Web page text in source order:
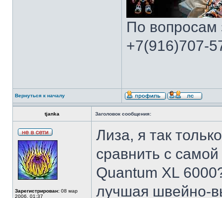
По вопросам
+7(916)707-
Вернуться к началу
tjanka Заголовок сообщения:
Зарегистрирован: 08 мар
2006, 01:37
Лиза, я так
сравнить с
Quantum ХL
лучшая швейно-